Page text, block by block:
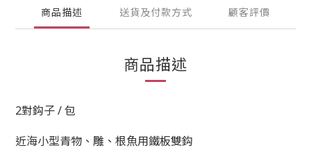
商品描述 送貨及付款方式 顧客評價
商品描述
2對鈎子 / 包
近海小型青物、雕、根魚用鐵板雙鈎